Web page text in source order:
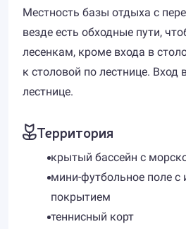
Местность базы отдыха с
везде есть обходные пути,
лесенкам, кроме входа в
к столовой по лестнице. Вход
лестнице.
Территория
крытый бассейн с
мини-футбольное поле с
покрытием
теннисный корт